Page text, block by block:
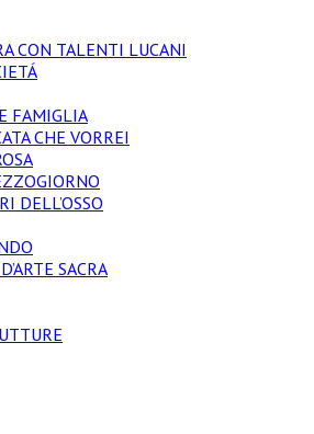
CON TALENTI LUCANI
FAMIGLIA
CHE VORREI
DELL’OSSO
SACRA